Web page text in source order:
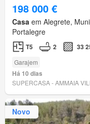
198 000 €
Casa em Alegrete,
Portalegre
T5 2 33
Garajem
Há 10 dias
SUPERCASA - AMMAIA
Novo